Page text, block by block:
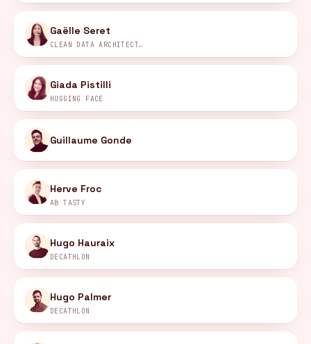
Gaëlle Seret
CLEAN DATA ARCHITECTURE
Giada Pistilli
HUGGING FACE
Guillaume Gonde
Herve Froc
AB TASTY
Hugo Hauraix
DECATHLON
Hugo Palmer
DECATHLON